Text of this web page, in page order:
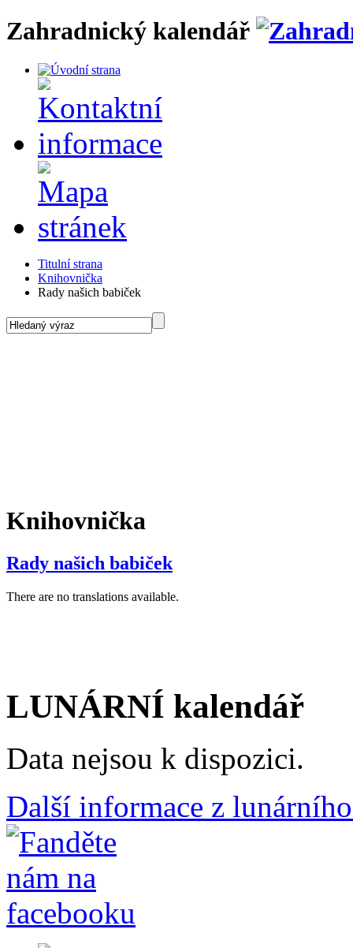
Zahradnický kalendář
Titulní strana
Knihovnička
Rady našich babiček
Knihovnička
Rady našich babiček
There are no translations available.
LUNÁRNÍ kalendář
Data nejsou k dispozici.
Další informace z